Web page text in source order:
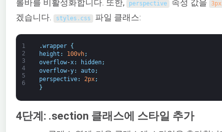
롤바를 비활성화합니다. 또한,
perspective 속성 값을 3px
겠습니다. styles . css 파일 클래스:
1
2
3
4
5
6
.wrapper
{
height : 100vh;
overflow-x: hidden;
overflow-y: auto;
perspective: 2px;
}
4단계: .section 클래스에 스타일 추가